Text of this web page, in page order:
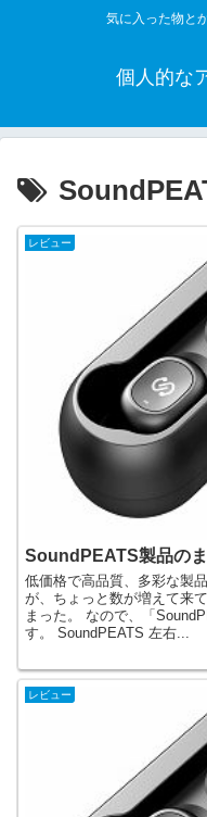
気に入った物と
個人的な
レビュー
SoundPEATS製品の
低価格で高品質、多彩な製
が、ちょっと数が増えて来
まった。 なので、「
す。 SoundPEATS 左右...
レビュー